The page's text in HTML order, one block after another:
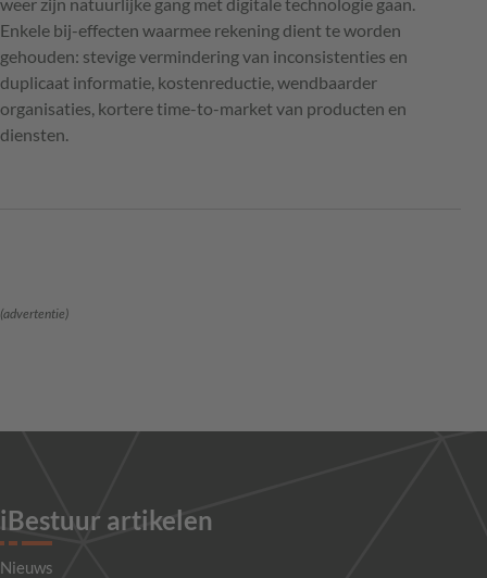
weer zijn natuurlijke gang met digitale technologie gaan.
Enkele bij-effecten waarmee rekening dient te worden
gehouden: stevige vermindering van inconsistenties en
duplicaat informatie, kostenreductie, wendbaarder
organisaties, kortere time-to-market van producten en
diensten.
(advertentie)
iBestuur artikelen
Nieuws